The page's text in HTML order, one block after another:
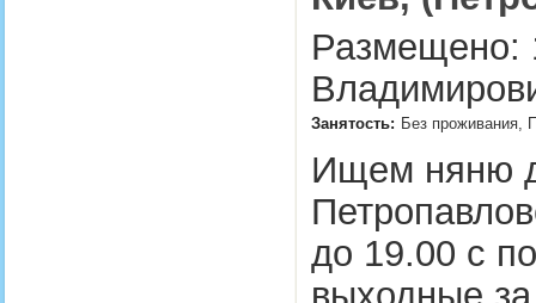
Размещено:
Занятость: Без проживания,
Ищем няню
до 19.00 с
выходные